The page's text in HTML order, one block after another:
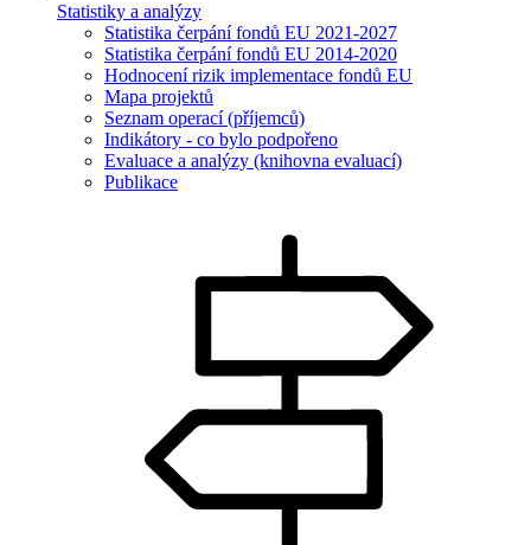
Statistiky a analýzy
Statistika čerpání fondů EU 2021-2027
Statistika čerpání fondů EU 2014-2020
Hodnocení rizik implementace fondů EU
Mapa projektů
Seznam operací (příjemců)
Indikátory - co bylo podpořeno
Evaluace a analýzy (knihovna evaluací)
Publikace